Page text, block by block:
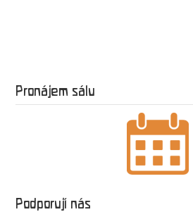
Pronájem sálu
Podporují nás